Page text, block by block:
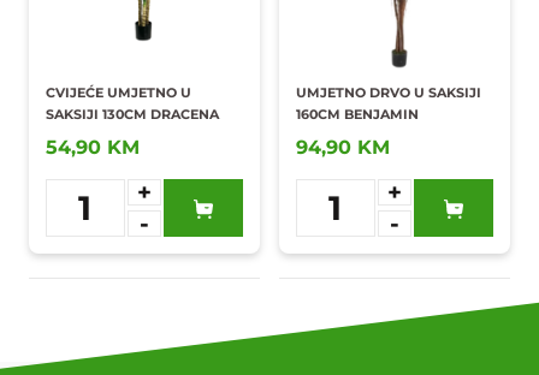
CVIJEĆE UMJETNO U
SAKSIJI 130CM DRACENA
54,90 KM
1
+
-
Dodaj u
omiljene
UMJETNO DRVO U SAKSIJI
160CM BENJAMIN
94,90 KM
1
+
-
Dodaj u
omiljene